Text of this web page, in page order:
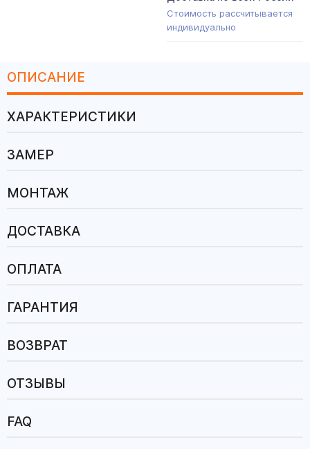
Стоимость рассчитывается
индивидуально
ОПИСАНИЕ
ХАРАКТЕРИСТИКИ
ЗАМЕР
МОНТАЖ
ДОСТАВКА
ОПЛАТА
ГАРАНТИЯ
ВОЗВРАТ
ОТЗЫВЫ
FAQ